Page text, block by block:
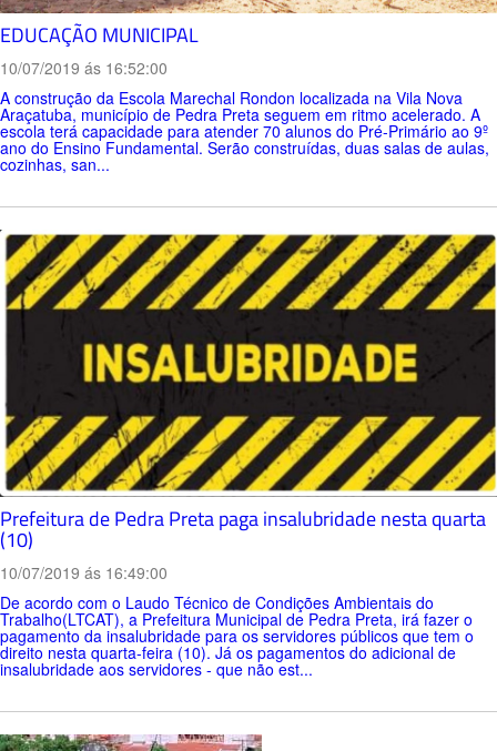
EDUCAÇÃO MUNICIPAL
10/07/2019 ás 16:52:00
A construção da Escola Marechal Rondon localizada na Vila Nova
Araçatuba, município de Pedra Preta seguem em ritmo acelerado. A
escola terá capacidade para atender 70 alunos do Pré-Primário ao 9º
ano do Ensino Fundamental. Serão construídas, duas salas de aulas,
cozinhas, san...
Prefeitura de Pedra Preta paga insalubridade nesta quarta
(10)
10/07/2019 ás 16:49:00
De acordo com o Laudo Técnico de Condições Ambientais do
Trabalho(LTCAT), a Prefeitura Municipal de Pedra Preta, irá fazer o
pagamento da insalubridade para os servidores públicos que tem o
direito nesta quarta-feira (10). Já os pagamentos do adicional de
insalubridade aos servidores - que não est...